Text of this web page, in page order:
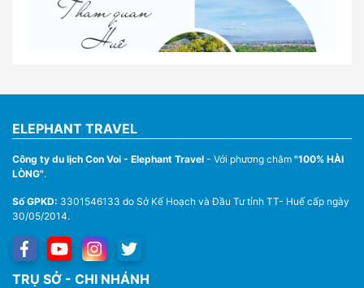
Nhà Xe Con Voi – Dịch Vụ Cho Thuê Xe Từ Huế,
Sân Bay Phú Bài Đi Thánh Địa La Vang
Thuê Xe Du Lịch Tại Huế – Từ 4 Chỗ Đến 45 Chỗ
ELEPHANT TRAVEL
Công ty du lịch Con Voi - Elephant Travel - Với phương châm "100% HÀI
LÒNG".
Số GPKD: 3301546133 do Sở Kế Hoạch và Đầu Tư tỉnh TT- Huế cấp ngày
30/05/2014.
TRỤ SỞ - CHI NHÁNH